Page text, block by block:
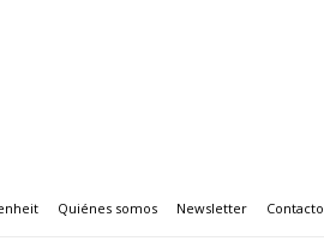
Quiénes somos Newsletter Contacto